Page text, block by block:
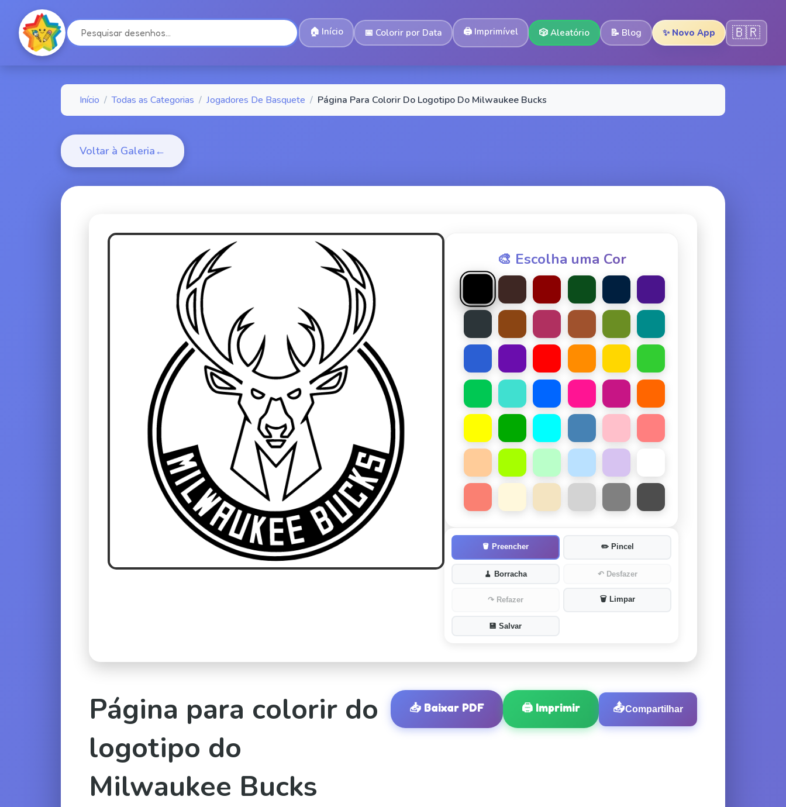
🏠 Início 📅 Colorir por Data 🖨️ Imprimível 🎲 Aleatório 📝 Blog ✨ Novo App 🇧🇷
Início / Todas as Categorias / Jogadores De Basquete / Página Para Colorir Do Logotipo Do Milwaukee Bucks
Voltar à Galeria←
🎨 Escolha uma Cor
🪣 Preencher ✏️ Pincel
🧹 Borracha ↶ Desfazer
↷ Refazer 🗑️ Limpar
💾Salvar
Página para colorir do
logotipo do
Milwaukee Bucks
📥 Baixar PDF 🖨️ Imprimir 📤Compartilhar